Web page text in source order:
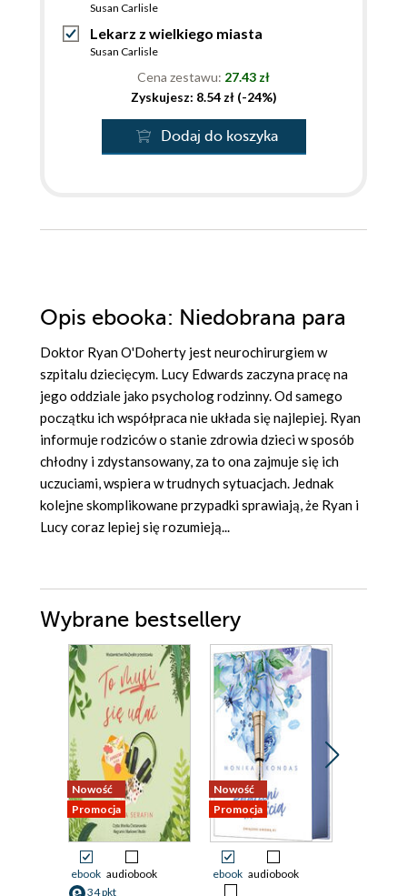
Susan Carlisle
Lekarz z wielkiego miasta
Susan Carlisle
Cena zestawu: 27.43 zł
Zyskujesz: 8.54 zł (-24%)
Dodaj do koszyka
Opis ebooka: Niedobrana para
Doktor Ryan O'Doherty jest neurochirurgiem w
szpitalu dziecięcym. Lucy Edwards zaczyna pracę na
jego oddziale jako psycholog rodzinny. Od samego
początku ich współpraca nie układa się najlepiej. Ryan
informuje rodziców o stanie zdrowia dzieci w sposób
chłodny i zdystansowany, za to ona zajmuje się ich
uczuciami, wspiera w trudnych sytuacjach. Jednak
kolejne skomplikowane przypadki sprawiają, że Ryan i
Lucy coraz lepiej się rozumieją...
Wybrane bestsellery
Nowość
Promocja
ebook audiobook
34 pkt
Nowość
Promocja
ebook audiobook